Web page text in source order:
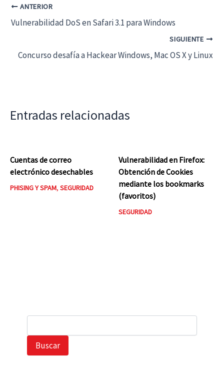
ANTERIOR
Vulnerabilidad DoS en Safari 3.1 para Windows
SIGUIENTE
Concurso desafía a Hackear Windows, Mac OS X y Linux
Entradas relacionadas
Cuentas de correo
electrónico desechables
PHISING Y SPAM, SEGURIDAD
Vulnerabilidad en Firefox:
Obtención de Cookies
mediante los bookmarks
(favoritos)
SEGURIDAD
B
s
Buscar